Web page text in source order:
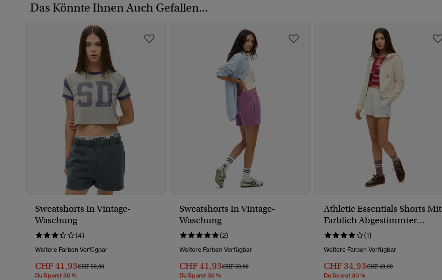
Das Könnte Ihnen Auch Gefallen...
Sweatshorts In Vintage-
Waschung
(4)
Weitere Farben Verfügbar
CHF 41,93Preis Wurde Reduziert Von
CHF 59,90Bis
Du Sparst 30 %
Sweatshorts In Vintage-
Waschung
(2)
Weitere Farben Verfügbar
CHF 41,93Preis Wurde Reduziert Von
CHF 59,90Bis
Du Sparst 30 %
Athletic Essentials Shorts Mit
Farblich Abgestimmter
Stickerei
(1)
Weitere Farben Verfügbar
CHF 34,93Preis Wurde Reduziert Von
CHF 49,90Bis
Du Sparst 30 %